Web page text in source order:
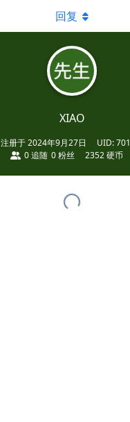
XIAO
注册于2024年9月27日 UID:701
0追随 0粉丝 2352 硬币
回复